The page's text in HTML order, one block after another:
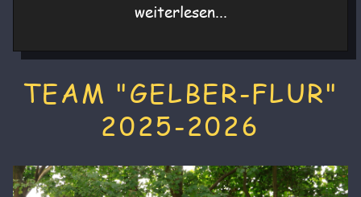
weiterlesen...
TEAM "GELBER-FLUR"
2025-2026